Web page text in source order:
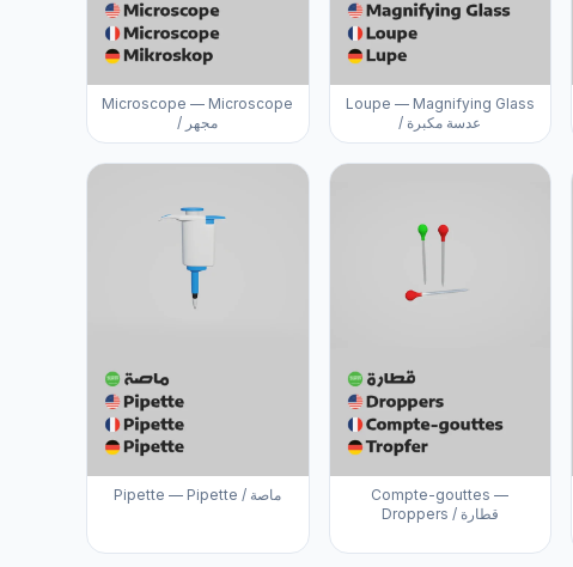
Microscope — Microscope
/ مجهر
Loupe — Magnifying Glass
/ عدسة مكبرة
Pipette — Pipette / ماصة
Compte-gouttes —
Droppers / قطارة